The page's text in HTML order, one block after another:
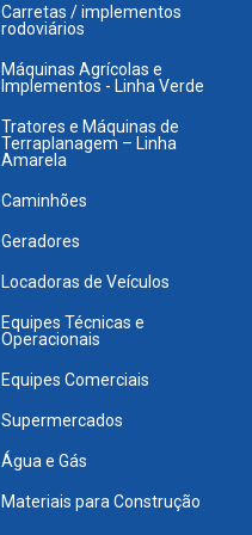
Carretas / implementos
rodoviários
Máquinas Agrícolas e
Implementos - Linha Verde
Tratores e Máquinas de
Terraplanagem – Linha
Amarela
Caminhões
Geradores
Locadoras de Veículos
Equipes Técnicas e
Operacionais
Equipes Comerciais
Supermercados
Água e Gás
Materiais para Construção